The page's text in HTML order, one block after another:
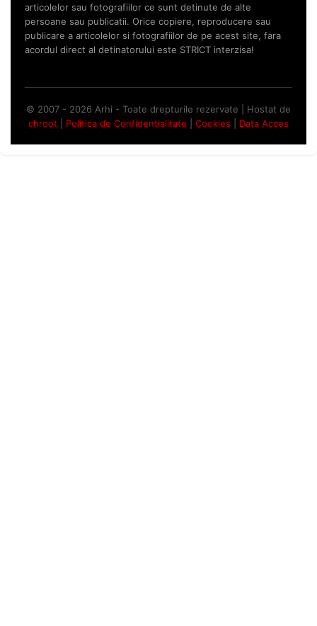
articolelor sau fotografiilor ce sunt detinute de alte
persoane sau publicatii. Orice copiere, reproducere sau
publicare a articolelor si fotografiilor de pe acest site, fara
acordul direct al detinatorului este STRICT interzisa!
© 2007 - 2026 Arhi - Toate drepturile rezervate | Hostat de
chroot
Politica de Confidentialitate Cookies Data Acces